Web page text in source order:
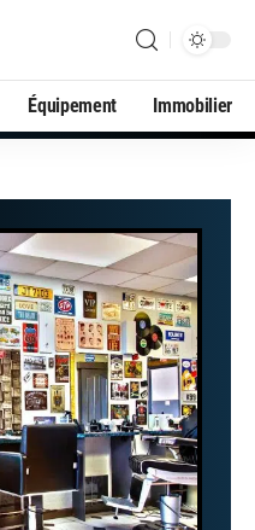
Équipement Immobilier